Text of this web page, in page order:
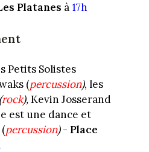
Platanes à17h
Petits Solistes
(percussion), les
(rock),Kevin Josserand
est une dance et
percussion)- Place